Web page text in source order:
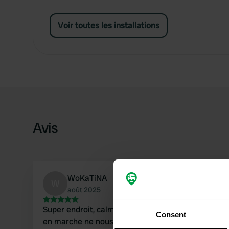
Consent
Voir toutes les installations
Avis
WoKaTiNA
août 2025
Super endroit, calme absolu. L'unique éolienne
en marche ne nous a pas dérangés. On